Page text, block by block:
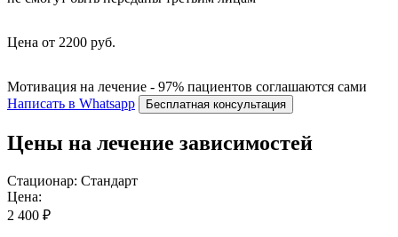
Цена от 2200 руб.
Мотивация на лечение - 97% пациентов соглашаются сами
Написать в Whatsapp
Бесплатная консультация
Цены на лечение зависимостей
Стационар: Стандарт
Цена:
2 400 ₽